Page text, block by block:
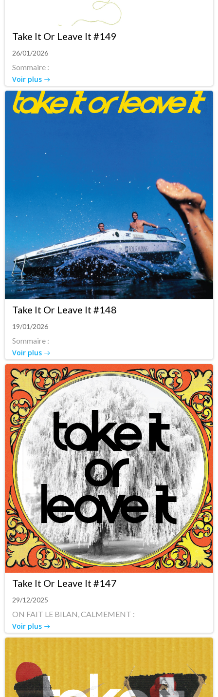
Take It Or Leave It #149
26/01/2026
Sommaire :
Voir plus
Take It Or Leave It #148
19/01/2026
Sommaire :
Voir plus
Take It Or Leave It #147
29/12/2025
ON FAIT LE BILAN, CALMEMENT :
Voir plus